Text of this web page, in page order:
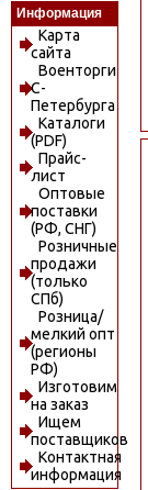
Информация
Карта
сайта
Военторги
С-
Петербурга
Каталоги
(PDF)
Прайс-
лист
Оптовые
поставки
(РФ, СНГ)
Розничные
продажи
(только
СПб)
Розница/
мелкий опт
(регионы
РФ)
Изготовим
на заказ
Ищем
поставщиков
Контактная
информация